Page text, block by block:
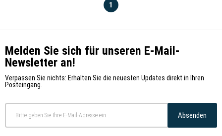
1
Melden Sie sich für unseren E-Mail-
Newsletter an!
Verpassen Sie nichts: Erhalten Sie die neuesten Updates direkt in Ihren
Posteingang.
Absenden